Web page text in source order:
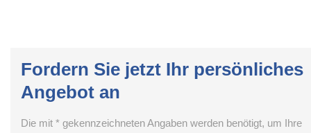
Fordern Sie jetzt Ihr persönliches
Angebot an
Die mit * gekennzeichneten Angaben werden benötigt, um Ihre